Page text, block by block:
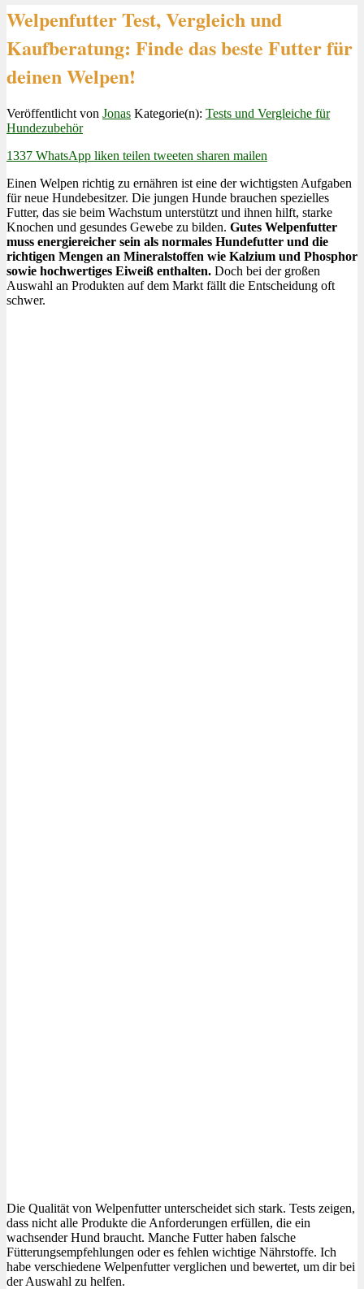
Welpenfutter Test, Vergleich und
Kaufberatung: Finde das beste Futter für
deinen Welpen!
Veröffentlicht von Jonas Kategorie(n): Tests und Vergleiche für
Hundezubehör
1337 WhatsApp liken teilen tweeten sharen mailen
Einen Welpen richtig zu ernähren ist eine der wichtigsten Aufgaben
für neue Hundebesitzer. Die jungen Hunde brauchen spezielles
Futter, das sie beim Wachstum unterstützt und ihnen hilft, starke
Knochen und gesundes Gewebe zu bilden. Gutes Welpenfutter
muss energiereicher sein als normales Hundefutter und die
richtigen Mengen an Mineralstoffen wie Kalzium und Phosphor
sowie hochwertiges Eiweiß enthalten. Doch bei der großen
Auswahl an Produkten auf dem Markt fällt die Entscheidung oft
schwer.
Die Qualität von Welpenfutter unterscheidet sich stark. Tests zeigen,
dass nicht alle Produkte die Anforderungen erfüllen, die ein
wachsender Hund braucht. Manche Futter haben falsche
Fütterungsempfehlungen oder es fehlen wichtige Nährstoffe. Ich
habe verschiedene Welpenfutter verglichen und bewertet, um dir bei
der Auswahl zu helfen.